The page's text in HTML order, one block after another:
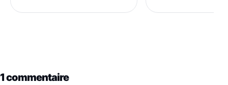
1 commentaire